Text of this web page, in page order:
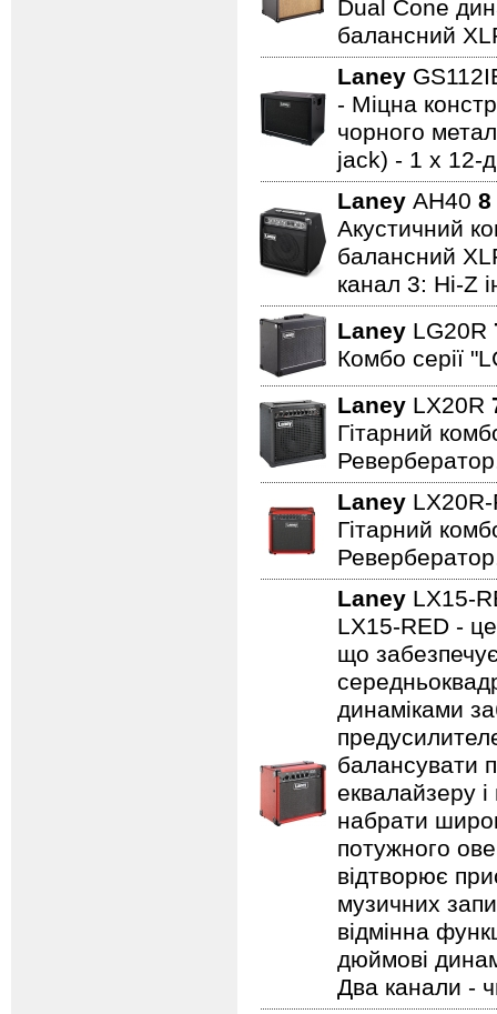
Dual Cone
балансний
Laney
- Міцна
чорного
jack) - 1 x 12-
Laney AH40 8
Акустичний
балансний
канал 3: Hi-Z
Laney LG20R
Комбо серії
Laney LX20R
Гітарний
Laney
Гітарний
Laney LX15-
LX15-RED -
що
динаміками
балансувати
еквалайзеру
набрати
потужного
відтворює
музичних
відмінна
дюймові
Два канали -